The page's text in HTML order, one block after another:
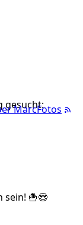
MarcFotos
gesucht:
sein! 🍟😍